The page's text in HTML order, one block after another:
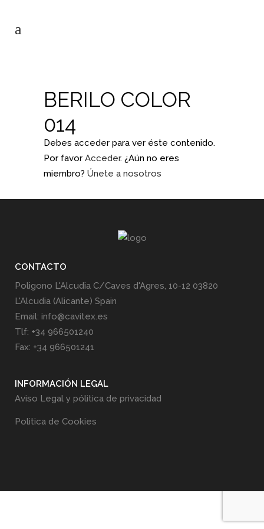
BERILO COLOR
014
Debes acceder para ver éste contenido.
Por favor Acceder. ¿Aún no eres
miembro? Únete a nosotros
CONTACTO
Poligono L'Alcudia C/Caves d'Agres, 10-12 03820
L'Alcudia (Alicante) Spain
Email: info@cavitex.es
Tlf: +34 966501240
Fax: +34 966501241
INFORMACIÓN LEGAL
Aviso Legal y pólitica de privacidad
Politica de Cookies